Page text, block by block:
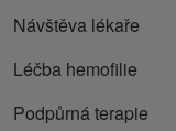
Návštěva lékaře
Léčba hemofilie
Podpůrná terapie